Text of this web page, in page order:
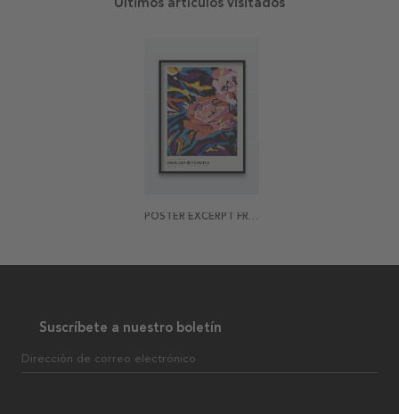
POSTER EXCERPT FROM VARIATIONS NO 2
Suscríbete a nuestro boletín
Dirección de correo electrónico